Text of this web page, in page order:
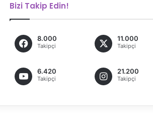
Bizi Takip Edin!
8.000
Takipçi
11.000
Takipçi
6.420
Takipçi
21.200
Takipçi